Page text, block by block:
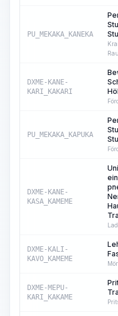
PU_MEKAKA_KANEKA
DXME-KANE-
KARI_KAKARI
PU_MEKAKA_KAPUKA
DXME-KANE-
KASA_KAMEME
DXME-KALI-
KAVO_KAMEME
DXME-MEPU-
KARI_KAKAME